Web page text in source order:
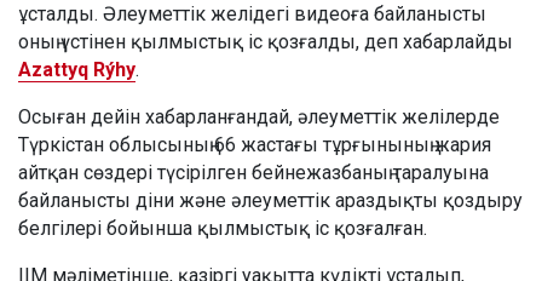
ұсталды. Әлеуметтік желідегі видеоға байланысты
оның үстінен қылмыстық іс қозғалды, деп хабарлайды
Azattyq Rýhy.
Осыған дейін хабарланғандай, әлеуметтік желілерде
Түркістан облысының 66 жастағы тұрғынының жария
айтқан сөздері түсірілген бейнежазбаның таралуына
байланысты діни және әлеуметтік араздықты қоздыру
белгілері бойынша қылмыстық іс қозғалған.
ІІМ мәліметінше, қазіргі уақытта күдікті ұсталып,